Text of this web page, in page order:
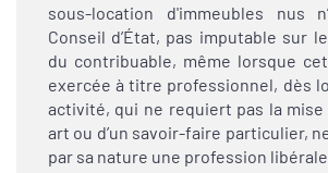
sous-location d'immeubles nus
Conseil d’État, pas imputable sur
du contribuable, même lorsque
exercée à titre professionnel, dès
activité, qui ne requiert pas la
art ou d’un savoir-faire particulier,
par sa nature une profession libérale.